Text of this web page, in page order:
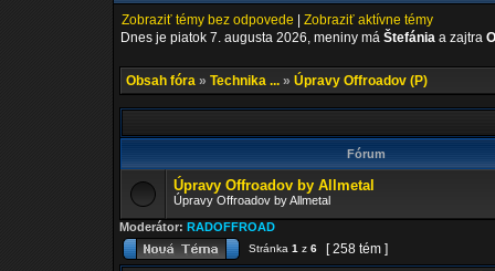
Zobraziť témy bez odpovede
Zobraziť aktívne témy
Dnes je piatok 7. augusta 2026, meniny má Štefánia a zajtra
Obsah fóra » Technika ... » Úpravy Offroadov (P)
Fórum
Úpravy Offroadov by Allmetal
Úpravy Offroadov by Allmetal
Moderátor: RADOFFROAD
Stránka 1 z 6
[ 258 tém ]